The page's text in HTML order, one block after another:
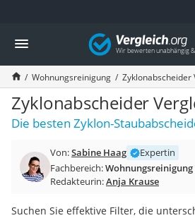
Die beliebtesten Vergleiche nach
Haushalt
Wassersprudler
Zentralstaubsauger
Brotbackautomat
Wischroboter
Wäschespinne
Spülmaschinentabs
Akku-Staubsauger
AEG-Waschmaschine
Vergleich
Wohnungsreinigung Zyklonabscheider
Zyklonabscheider
Die besten Zyklon-
Von:Sabine Haag
Expertin
Fachbereich:Wohnungsreinigung
Redakteurin:Anja Krause
Suchen Sie effektive Filter, die